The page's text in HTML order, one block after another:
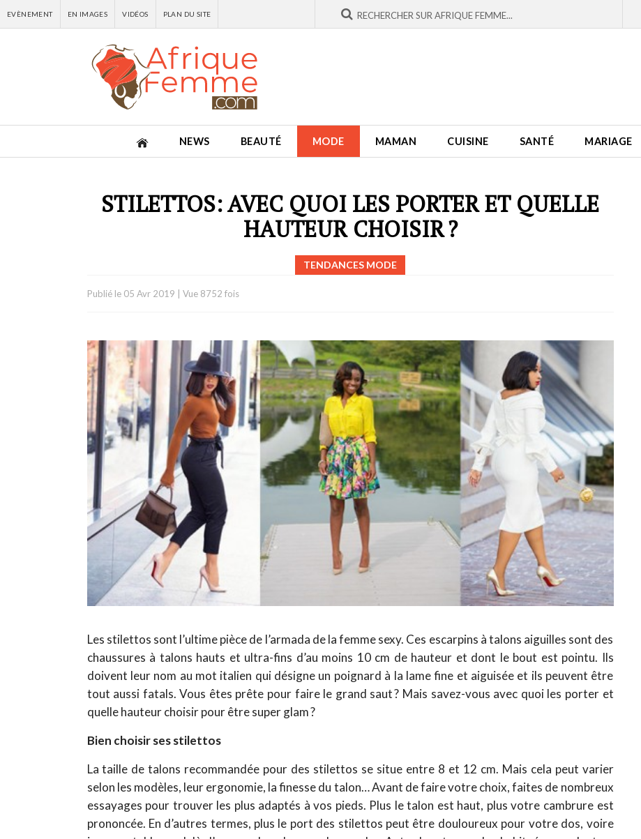
EVÈNEMENT EN IMAGES VIDÉOS PLAN DU SITE
NEWS BEAUTÉ MODE MAMAN CUISINE SANTÉ MARIAGE
STILETTOS: AVEC QUOI LES PORTER ET QUELLE
HAUTEUR CHOISIR ?
TENDANCES MODE
Publié le 05 Avr 2019 Vue 8752 fois
Les stilettos sont l’ultime pièce de l’armada de la femme sexy. Ces escarpins à talons aiguilles sont des
chaussures à talons hauts et ultra-fins d’au moins 10 cm de hauteur et dont le bout est pointu. Ils
doivent leur nom au mot italien qui désigne un poignard à la lame fine et aiguisée et ils peuvent être
tout aussi fatals. Vous êtes prête pour faire le grand saut ? Mais savez-vous avec quoi les porter et
quelle hauteur choisir pour être super glam ?
Bien choisir ses stilettos
La taille de talons recommandée pour des stilettos se situe entre 8 et 12 cm. Mais cela peut varier
selon les modèles, leur ergonomie, la finesse du talon… Avant de faire votre choix, faites de nombreux
essayages pour trouver les plus adaptés à vos pieds. Plus le talon est haut, plus votre cambrure est
prononcée. En d’autres termes, plus le port des stilettos peut être douloureux pour votre dos, voire